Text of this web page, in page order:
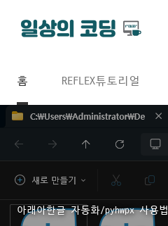
홈 REFLEX튜토리얼
아래아한글 자동화/pyhwpx 사용법